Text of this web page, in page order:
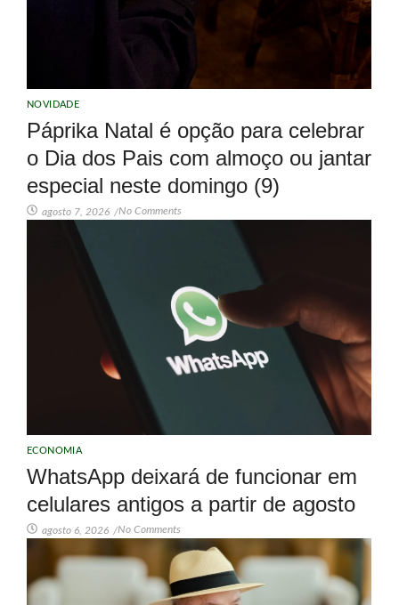
NOVIDADE
Páprika Natal é opção para celebrar
o Dia dos Pais com almoço ou jantar
especial neste domingo (9)
agosto 7, 2026 /No Comments
ECONOMIA
WhatsApp deixará de funcionar em
celulares antigos a partir de agosto
agosto 6, 2026 /No Comments